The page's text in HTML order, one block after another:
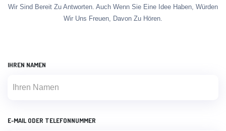
Wir Sind Bereit Zu Antworten. Auch Wenn Sie Eine Idee Haben, Würden
Wir Uns Freuen, Davon Zu Hören.
IHREN NAMEN
E-MAIL ODER TELEFONNUMMER